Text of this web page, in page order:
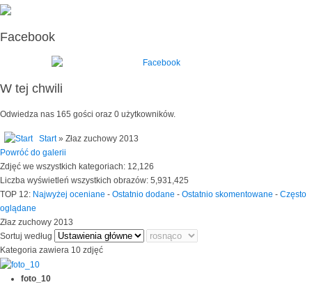
Facebook
W tej chwili
Odwiedza nas 165 gości oraz 0 użytkowników.
Start» Złaz zuchowy 2013
Powróć do galerii
Zdjęć we wszystkich kategoriach: 12,126
Liczba wyświetleń wszystkich obrazów: 5,931,425
TOP 12: Najwyżej oceniane - Ostatnio dodane - Ostatnio skomentowane - Często
oglądane
Złaz zuchowy 2013
Sortuj według
Kategoria zawiera 10 zdjęć
foto_10